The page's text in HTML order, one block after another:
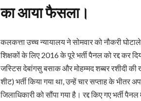
का आया फैसला।
कलकत्ता उच्च न्यायालय ने सोमवार को नौकरी
शिक्षकों के लिए 2016 के पूरे भर्ती पैनल को रद्द कर
जस्टिस देबांगसु बसाक और मोहम्मद शब्बर रशीदी
शीट) भर्ती किया गया था, उन्हें चार सप्ताह के भीतर
जिलाधिकारी को सौंपा गया है। रद्द किए गए भर्ती